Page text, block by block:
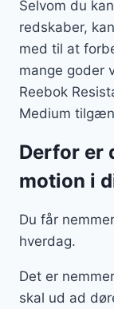
Selvom du
redskaber,
med til at
mange goder
Reebok
Medium
Derfor er
motion i
Du får
hverdag.
Det er
skal ud ad